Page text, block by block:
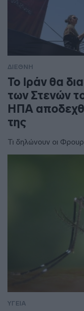
ΔΙΕΘΝΗ
To Ιράν θα
των Στενών
ΗΠΑ
της
Τι δηλώνουν οι
ΥΓΕΙΑ